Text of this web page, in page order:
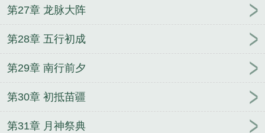
第27章 龙脉大阵
第28章 五行初成
第29章 南行前夕
第30章 初抵苗疆
第31章 月神祭典